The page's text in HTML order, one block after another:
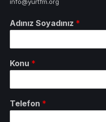
Adınız Soyadınız *
Konu *
Telefon *